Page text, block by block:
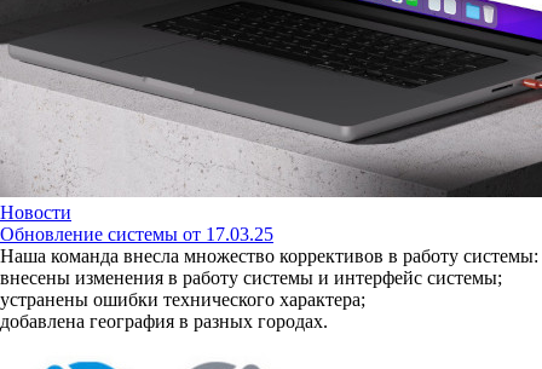
Новости
Обновление системы от 17.03.25
Наша команда внесла множество коррективов в работу системы:
внесены изменения в работу системы и интерфейс системы;
устранены ошибки технического характера;
добавлена география в разных городах.